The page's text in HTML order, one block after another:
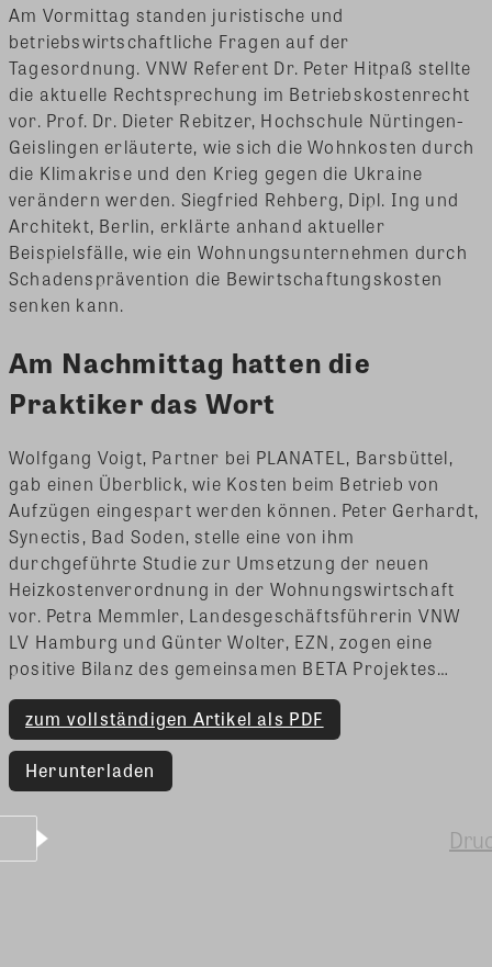
Am Vormittag standen juristische und
betriebswirtschaftliche Fragen auf der
Tagesordnung. VNW Referent Dr. Peter Hitpaß stellte
die aktuelle Rechtsprechung im Betriebskostenrecht
vor. Prof. Dr. Dieter Rebitzer, Hochschule Nürtingen-
Geislingen erläuterte, wie sich die Wohnkosten durch
die Klimakrise und den Krieg gegen die Ukraine
verändern werden. Siegfried Rehberg, Dipl. Ing und
Architekt, Berlin, erklärte anhand aktueller
Beispielsfälle, wie ein Wohnungsunternehmen durch
Schadensprävention die Bewirtschaftungskosten
senken kann.
Am Nachmittag hatten die
Praktiker das Wort
Wolfgang Voigt, Partner bei PLANATEL, Barsbüttel,
gab einen Überblick, wie Kosten beim Betrieb von
Aufzügen eingespart werden können. Peter Gerhardt,
Synectis, Bad Soden, stelle eine von ihm
durchgeführte Studie zur Umsetzung der neuen
Heizkostenverordnung in der Wohnungswirtschaft
vor. Petra Memmler, Landesgeschäftsführerin VNW
LV Hamburg und Günter Wolter, EZN, zogen eine
positive Bilanz des gemeinsamen BETA Projektes…
zum vollständigen Artikel als PDF
Herunterladen